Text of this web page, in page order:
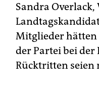
Sandra
Mitglieder hätten
der Partei bei der
Rücktritten seien